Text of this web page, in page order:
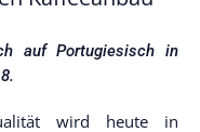
auf Portugiesisch in
wird heute in